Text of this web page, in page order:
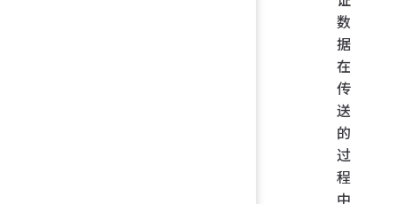
数
据
在
传
送
的
过
程
中